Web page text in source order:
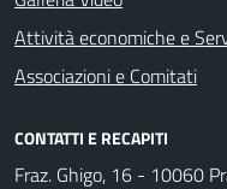
Attività economiche e
Associazioni e Comitati
CONTATTI E RECAPITI
Fraz. Ghigo, 16 - 10060